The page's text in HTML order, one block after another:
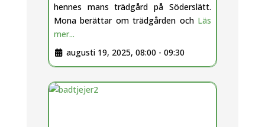
hennes mans trädgård på Söderslätt.
Mona berättar om trädgården och Läs
mer...
augusti 19, 2025, 08:00 - 09:30